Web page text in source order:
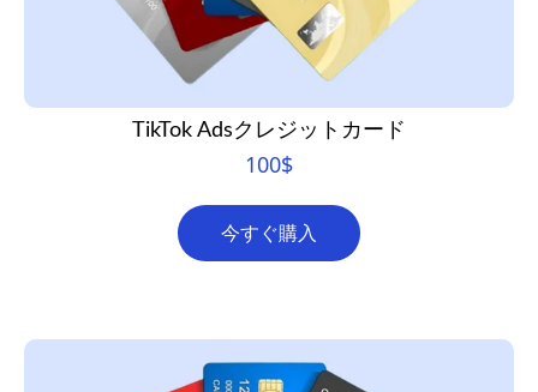
TikTok Adsクレジットカード
100$
今すぐ購入